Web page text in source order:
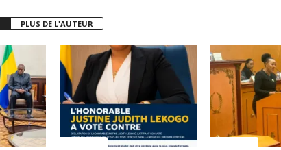
PLUS DE L'AUTEUR